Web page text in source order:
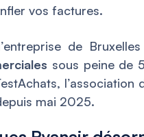
vos factures.
de
sous peine de
mai 2025.